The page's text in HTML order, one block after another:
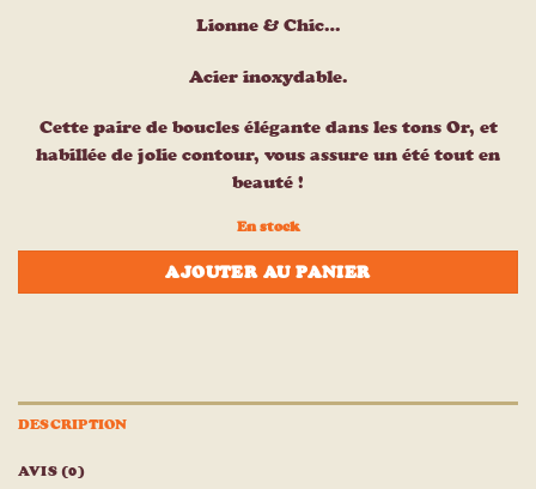
Lionne & Chic…
Acier inoxydable.
Cette paire de boucles élégante dans les tons Or, et
habillée de jolie contour, vous assure un été tout en
beauté !
En stock
AJOUTER AU PANIER
DESCRIPTION
AVIS (0)